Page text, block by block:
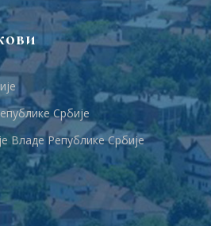
Србије
Владе Републике Србије